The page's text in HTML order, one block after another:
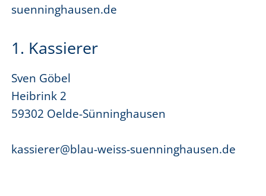
suenninghausen.de
1. Kassierer
Sven Göbel
Heibrink 2
59302 Oelde-Sünninghausen
kassierer@blau-weiss-suenninghausen.de